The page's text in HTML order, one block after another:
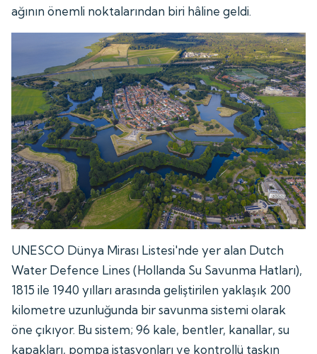
ağının önemli noktalarından biri hâline geldi.
UNESCO Dünya Mirası Listesi'nde yer alan Dutch
Water Defence Lines (Hollanda Su Savunma Hatları),
1815 ile 1940 yılları arasında geliştirilen yaklaşık 200
kilometre uzunluğunda bir savunma sistemi olarak
öne çıkıyor. Bu sistem; 96 kale, bentler, kanallar, su
kapakları, pompa istasyonları ve kontrollü taşkın